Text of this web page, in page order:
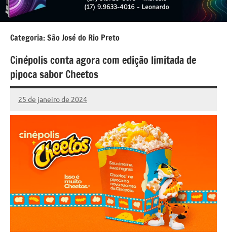
Categoria:São José do Rio Preto
Cinépolis conta agora com edição limitada de
pipoca sabor Cheetos
25 de janeiro de 2024
Marcelo
Fachin